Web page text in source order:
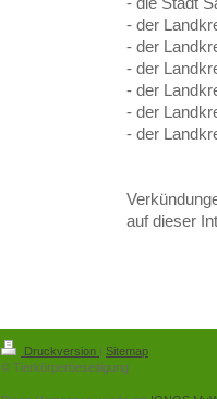
- der
- der
- der
- der
- der
- der
auf dieser
Druckversion | Sitemap
© Tierkörperbeseitigung